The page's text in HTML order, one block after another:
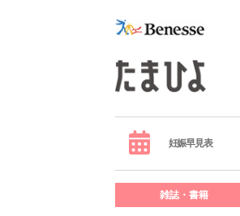
妊娠早見表
雑誌・書籍